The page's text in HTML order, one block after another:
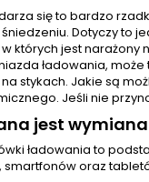
się to bardzo
Dotyczy to
których jest narażony
ładowania,
stykach. Jakie są
Jeśli nie
jest wymiana
ładowania to
oraz